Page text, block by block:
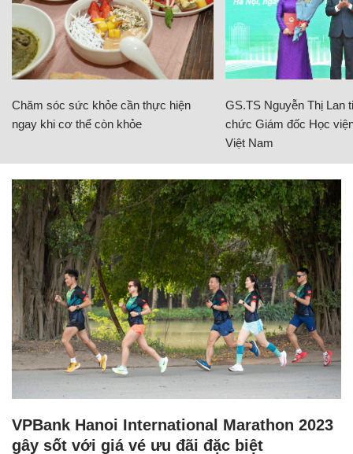
Chăm sóc sức khỏe cần thực hiện
ngay khi cơ thể còn khỏe
GS.TS Nguyễn Thị Lan
chức Giám đốc Học
Việt Nam
VPBank Hanoi International Marathon 2023
gây sốt với giá vé ưu đãi đặc biệt